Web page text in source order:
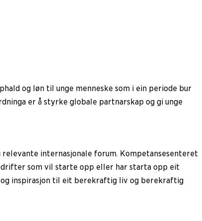
og løn til unge menneske som i ein periode bur
er å styrke globale partnarskap og gi unge
internasjonale forum. Kompetansesenteret
som vil starte opp eller har starta opp eit
og inspirasjon til eit berekraftig liv og berekraftig